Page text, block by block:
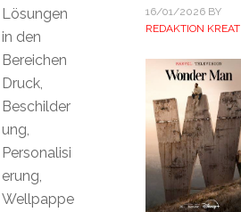
16/01/2026BY
REDAKTION
Lösungen
in den
Bereichen
Druck,
Beschilder
ung,
Personalisi
erung,
Wellpappe